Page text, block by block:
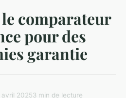
comparateur
pour des
garantie
avril 20253 min de lecture